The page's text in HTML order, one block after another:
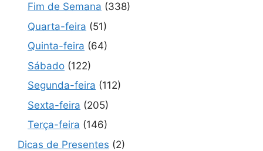
Fim de Semana (338)
Quarta-feira (51)
Quinta-feira (64)
Sábado (122)
Segunda-feira (112)
Sexta-feira (205)
Terça-feira (146)
Dicas de Presentes (2)